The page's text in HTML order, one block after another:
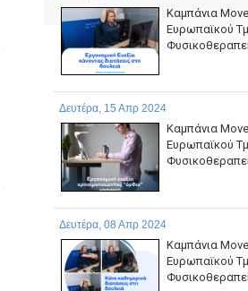
Καμπάνια
Ευρωπαϊκού
Δευτέρα, 15 Απρ 2024
Καμπάνια
Ευρωπαϊκού
Δευτέρα, 08 Απρ 2024
Καμπάνια
Ευρωπαϊκού